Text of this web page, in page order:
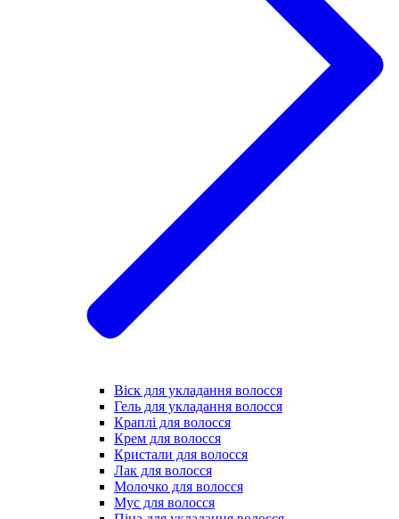
Віск для укладання волосся
Гель для укладання волосся
Краплі для волосся
Крем для волосся
Кристали для волосся
Лак для волосся
Молочко для волосся
Мус для волосся